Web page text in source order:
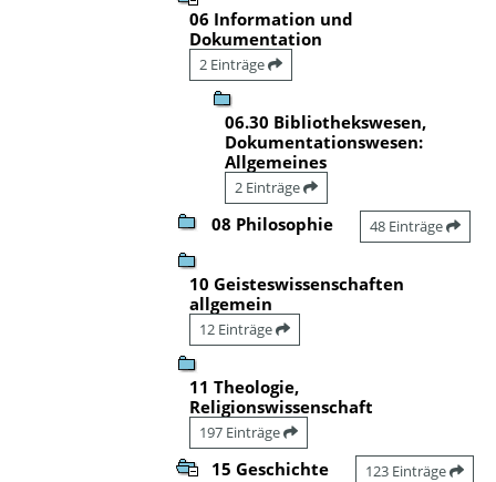
06 Information und
Dokumentation
2 Einträge
06.30 Bibliothekswesen,
Dokumentationswesen:
Allgemeines
2 Einträge
08 Philosophie 48 Einträge
10 Geisteswissenschaften
allgemein
12 Einträge
11 Theologie,
Religionswissenschaft
197 Einträge
15 Geschichte 123 Einträge